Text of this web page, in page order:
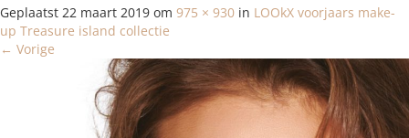
Geplaatst 22 maart 2019 om 975 × 930 in LOOkX voorjaars make-
up Treasure island collectie
← Vorige